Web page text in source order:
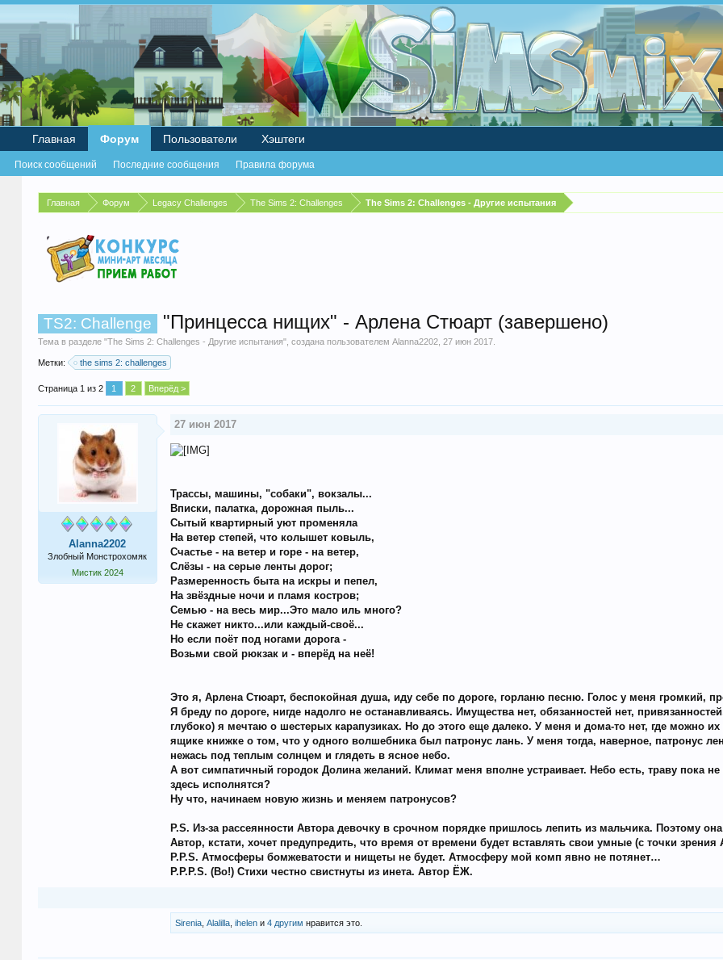
Главная Форум Legacy Challenges The Sims 2: Challenges The Sims 2: Challenges - Другие испытания
TS2: Challenge "Принцесса нищих" - Арлена Стюарт (завершено)
Тема в разделе "The Sims 2: Challenges - Другие испытания", создана пользователем Alanna2202, 27 июн 2017.
Метки: the sims 2: challenges
Страница 1 из 2 1 2 Вперёд >
Alanna2202
Злобный Монстрохомяк
Мистик 2024
27 июн 2017
Трассы, машины, "собаки", вокзалы...
Вписки, палатка, дорожная пыль...
Сытый квартирный уют променяла
На ветер степей, что колышет ковыль,
Счастье - на ветер и горе - на ветер,
Слёзы - на серые ленты дорог;
Размеренность быта на искры и пепел,
На звёздные ночи и пламя костров;
Семью - на весь мир...Это мало иль много?
Не скажет никто...или каждый-своё...
Но если поёт под ногами дорога -
Возьми свой рюкзак и - вперёд на неё!
Это я, Арлена Стюарт, беспокойная душа, иду себе по дороге, горланю песню. Голос у меня громкий,
Я бреду по дороге, нигде надолго не останавливаясь. Имущества нет, обязанностей нет,
глубоко) я мечтаю о шестерых карапузиках. Но до этого еще далеко. У меня и дома-то нет, где можно
ящике книжке о том, что у одного волшебника был патронус лань. У меня тогда, наверное, патронус
нежась под теплым солнцем и глядеть в ясное небо.
А вот симпатичный городок Долина желаний. Климат меня вполне устраивает. Небо есть, траву пока
здесь исполнятся?
Ну что, начинаем новую жизнь и меняем патронусов?
P.S. Из-за рассеянности Автора девочку в срочном порядке пришлось лепить из мальчика. Поэтому
Автор, кстати, хочет предупредить, что время от времени будет вставлять свои умные (с точки
P.P.S. Атмосферы бомжеватости и нищеты не будет. Атмосферу мой комп явно не потянет…
P.P.P.S. (Во!) Стихи честно свистнуты из инета. Автор ЁЖ.
Sirenia, Alalilla, ihelenи 4 другим нравится это.
Главная Форум
Поиск сообщений Последние сообщения Правила форума
Пользователи Хэштеги